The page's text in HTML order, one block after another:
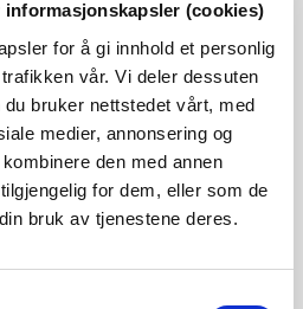
(cookies)
for å gi innhold et personlig
vår. Vi deler dessuten
bruker nettstedet vårt, med
medier, annonsering og
den med annen
for dem, eller som de
bruk av tjenestene deres.
Vestlig sidevassdrag
til øvre Begna i
Vassdraget er
deler av et attraktivt og
Viktig for